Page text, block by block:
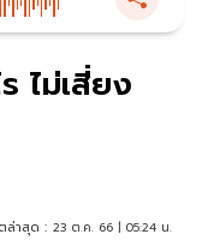
ไม่เสี่ยง
ล่าสุด : 23 ต.ค. 66 | 05:24 น.